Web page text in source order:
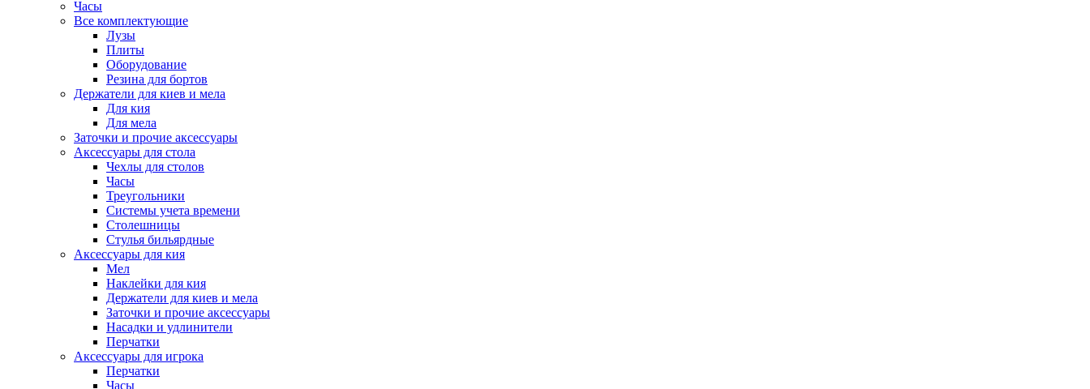
Часы
Все комплектующие
Лузы
Плиты
Оборудование
Резина для бортов
Держатели для киев и мела
Для кия
Для мела
Заточки и прочие аксессуары
Аксессуары для стола
Чехлы для столов
Часы
Треугольники
Системы учета времени
Столешницы
Стулья бильярдные
Аксессуары для кия
Мел
Наклейки для кия
Держатели для киев и мела
Заточки и прочие аксессуары
Насадки и удлинители
Перчатки
Аксессуары для игрока
Перчатки
Часы